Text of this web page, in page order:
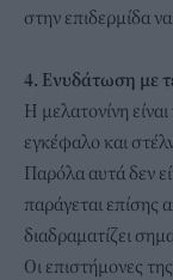
στην επιδερμίδα
4. Ενυδάτωση με
Η μελατονίνη
εγκέφαλο και
Παρόλα αυτά δεν
παράγεται επίσης
διαδραματίζει
Οι επιστήμονες